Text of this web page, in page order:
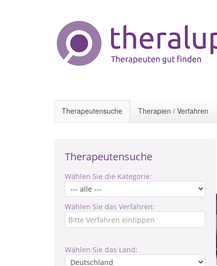
Therapeutensuche Therapien / Verfahren
Therapeutensuche
Wählen Sie die Kategorie:
Wählen Sie das Verfahren:
Wählen Sie das Land: